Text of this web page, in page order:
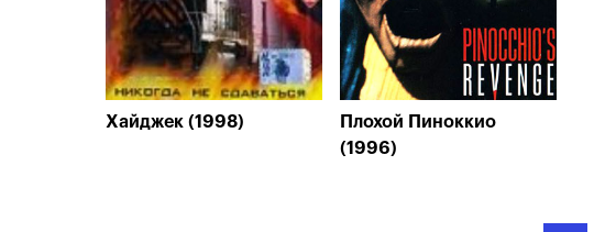
Хайджек (1998)
Плохой Пиноккио
(1996)